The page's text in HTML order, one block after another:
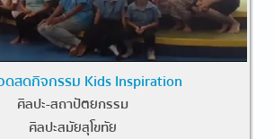
สดกิจกรรม Kids Inspiration
ศิลปะ-สถาปัตยกรรม
ศิลปะสมัยสุโขทัย